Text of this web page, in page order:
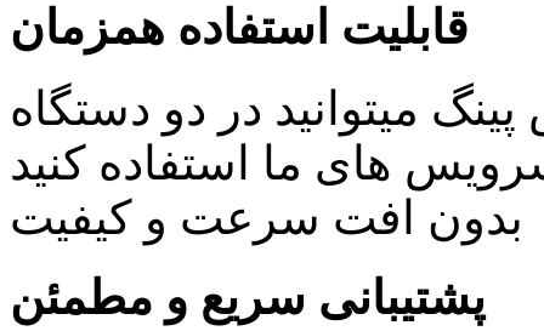
قابلیت استفاده همزمان
میتوانید در دو دستگاه
های ما استفاده کنید
بدون افت سرعت و کیفیت
پشتیبانی سریع و مطمئن